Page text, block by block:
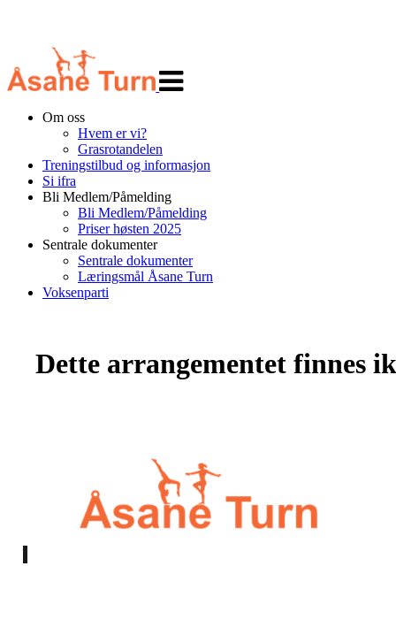
navigasjon
Om oss
Hvem er vi?
Grasrotandelen
Treningstilbud og informasjon
Si ifra
Bli Medlem/Påmelding
Bli Medlem/Påmelding
Priser høsten 2025
Sentrale dokumenter
Sentrale dokumenter
Læringsmål Åsane Turn
Voksenparti
Dette arrangementet finnes